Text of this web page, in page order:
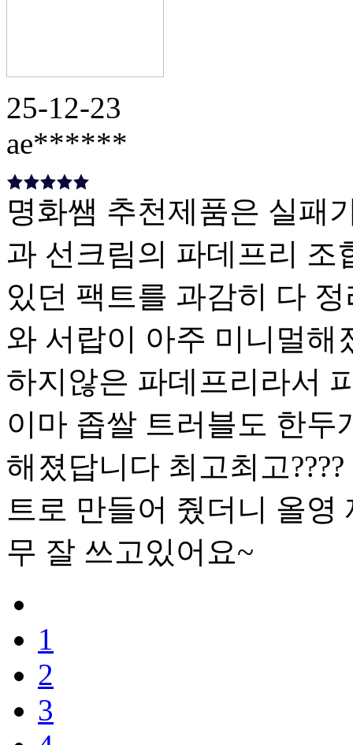
25-12-23
ae******
명화쌤 추천제품은 실패
과 선크림의 파데프리 조
있던 팩트를 과감히 다
와 서랍이 아주 미니멀해
하지않은 파데프리라서
이마 좁쌀 트러블도 한
해졌답니다 최고최고
트로 만들어 줬더니 올영
무 잘 쓰고있어요~
1
2
3